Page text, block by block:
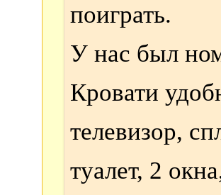
поиграть.
У нас был
Кровати
телевизор,
туалет, 2